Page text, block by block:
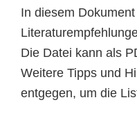
In diesem
Die Datei kann als
Weitere Tipps und
entgegen, um die